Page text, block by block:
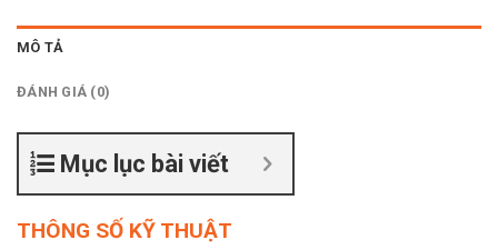
MÔ TẢ
ĐÁNH GIÁ (0)
Mục lục bài viết
THÔNG SỐ KỸ THUẬT